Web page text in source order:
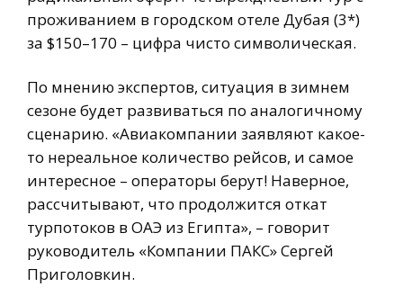
проживанием в городском отеле Дубая (3*)
за $150–170 – цифра чисто символическая.
По мнению экспертов, ситуация в зимнем
сезоне будет развиваться по аналогичному
сценарию. «Авиакомпании заявляют какое-
то нереальное количество рейсов, и самое
интересное – операторы берут! Наверное,
рассчитывают, что продолжится откат
турпотоков в ОАЭ из Египта», – говорит
руководитель «Компании ПАКС» Сергей
Приголовкин.